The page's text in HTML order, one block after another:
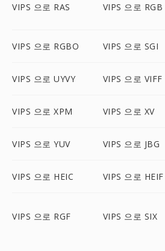
VIPS 으로 RAS VIPS 으로 RGB
VIPS 으로 RGBO VIPS 으로 SGI
VIPS 으로 UYVY VIPS 으로 VIFF
VIPS 으로 XPM VIPS 으로 XV
VIPS 으로 YUV VIPS 으로 JBG
VIPS 으로 HEIC VIPS 으로 HEIF
VIPS 으로 RGF VIPS 으로 SIX